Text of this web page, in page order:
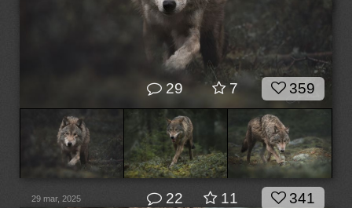
29 7 359
29 mar, 2025 22 11 341